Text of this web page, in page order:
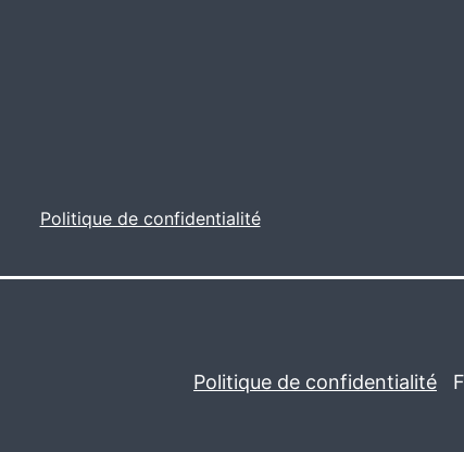
Politique de confidentialité
Politique de confidentialité